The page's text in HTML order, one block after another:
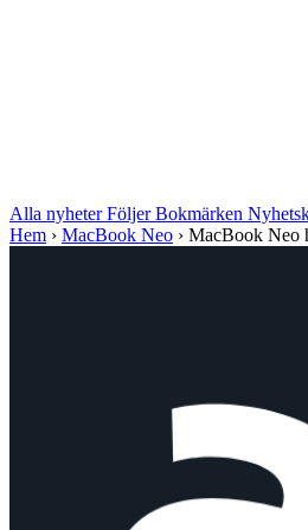
Alla nyheterFöljerBokmärken
Hem › MacBook Neo › MacBook Neo